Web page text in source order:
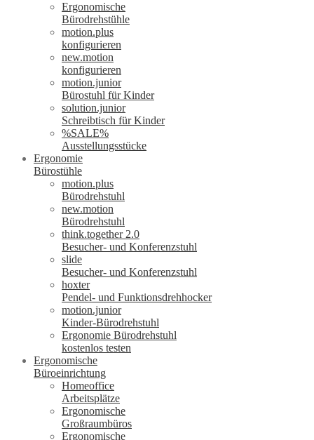
Ergonomische
Bürodrehstühle
motion.plus
konfigurieren
new.motion
konfigurieren
motion.junior
Bürostuhl für Kinder
solution.junior
Schreibtisch für Kinder
%SALE%
Ausstellungsstücke
Ergonomie
Bürostühle
motion.plus
Bürodrehstuhl
new.motion
Bürodrehstuhl
think.together 2.0
Besucher- und Konferenzstuhl
slide
Besucher- und Konferenzstuhl
hoxter
Pendel- und Funktionsdrehhocker
motion.junior
Kinder-Bürodrehstuhl
Ergonomie Bürodrehstuhl
kostenlos testen
Ergonomische
Büroeinrichtung
Homeoffice
Arbeitsplätze
Ergonomische
Großraumbüros
Ergonomische